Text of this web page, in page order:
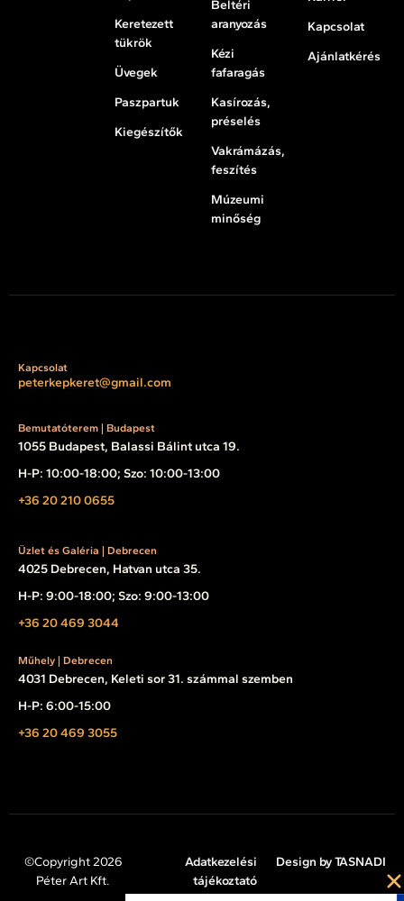
Keretezett
tükrök
Üvegek
Paszpartuk
Kiegészítők
Beltéri
aranyozás
Kézi
fafaragás
Kasírozás,
préselés
Vakrámázás,
feszítés
Múzeumi
minőség
Kapcsolat
Ajánlatkérés
Kapcsolat
peterkepkeret@gmail.com
Bemutatóterem | Budapest
1055 Budapest, Balassi Bálint utca 19.
H-P: 10:00-18:00; Szo: 10:00-13:00
+36 20 210 0655
Üzlet és Galéria | Debrecen
4025 Debrecen, Hatvan utca 35.
H-P: 9:00-18:00; Szo: 9:00-13:00
+36 20 469 3044
Műhely | Debrecen
4031 Debrecen, Keleti sor 31. számmal szemben
H-P: 6:00-15:00
+36 20 469 3055
©Copyright 2026
Péter Art Kft.
Adatkezelési
tájékoztató
Design by TASNADI